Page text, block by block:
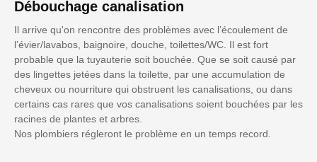
Débouchage canalisation
Il arrive qu'on rencontre des problèmes avec l’écoulement de
l’évier/lavabos, baignoire, douche, toilettes/WC. Il est fort
probable que la tuyauterie soit bouchée. Que se soit causé par
des lingettes jetées dans la toilette, par une accumulation de
cheveux ou nourriture qui obstruent les canalisations, ou dans
certains cas rares que vos canalisations soient bouchées par les
racines de plantes et arbres.
Nos plombiers régleront le problème en un temps record.